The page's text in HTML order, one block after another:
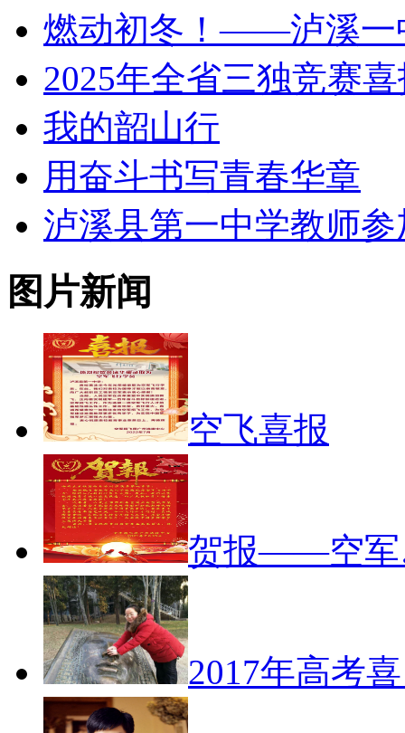
燃动初冬！——泸溪
2025年全省三独竞赛
我的韶山行
用奋斗书写青春华章
泸溪县第一中学教师
图片新闻
空飞喜报
贺报——空
2017年高考